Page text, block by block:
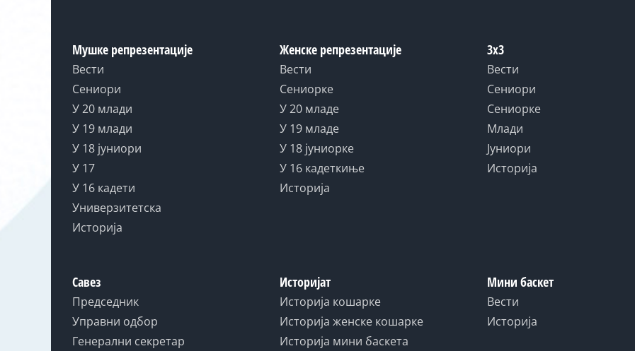
Мушке репрезентације
Вести
Сениори
У 20 млади
У 19 млади
У 18 јуниори
У 17
У 16 кадети
Универзитетска
Историја
Савез
Председник
Управни одбор
Генерални секретар
Женске репрезентације
Вести
Сениорке
У 20 младе
У 19 младе
У 18 јуниорке
У 16 кадеткиње
Историја
Историјат
Историја кошарке
Историја женске кошарке
Историја мини баскета
3x3
Вести
Сениори
Сениорке
Млади
Јуниори
Историја
Мини баскет
Вести
Историја